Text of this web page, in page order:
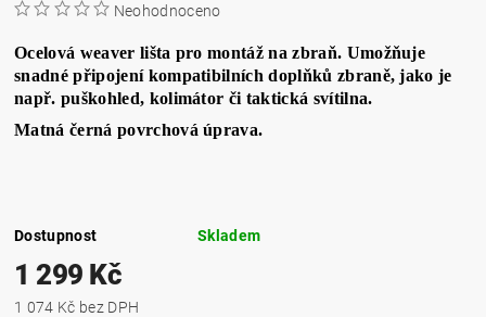
Neohodnoceno
Ocelová weaver lišta pro montáž na zbraň. Umožňuje
snadné připojení kompatibilních doplňků zbraně, jako je
např. puškohled, kolimátor či taktická svítilna.
Matná černá povrchová úprava.
Dostupnost Skladem
1 299 Kč
1 074 Kč bez DPH